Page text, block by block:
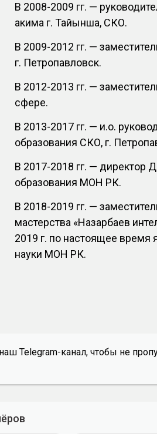
В 2008-2009 гг. —
акима г. Тайынша, СКО.
В 2009-2012 гг. —
г. Петропавловск.
В 2012-2013 гг. —
сфере.
В 2013-2017 гг. — и.о.
образования СКО, г.
В 2017-2018 гг. — директор
образования МОН РК.
В 2018-2019 гг. —
мастерства «Назарбаев
2019 г. по настоящее время
науки МОН РК.
Telegram-канал, чтобы не